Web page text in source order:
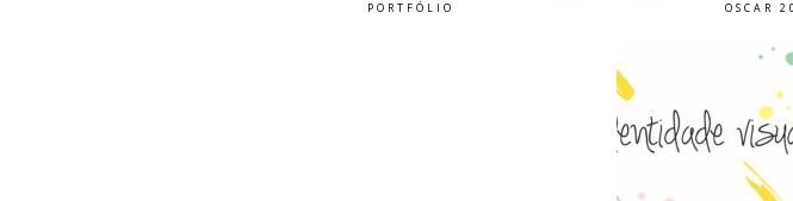
PORTFÓLIO OSCAR